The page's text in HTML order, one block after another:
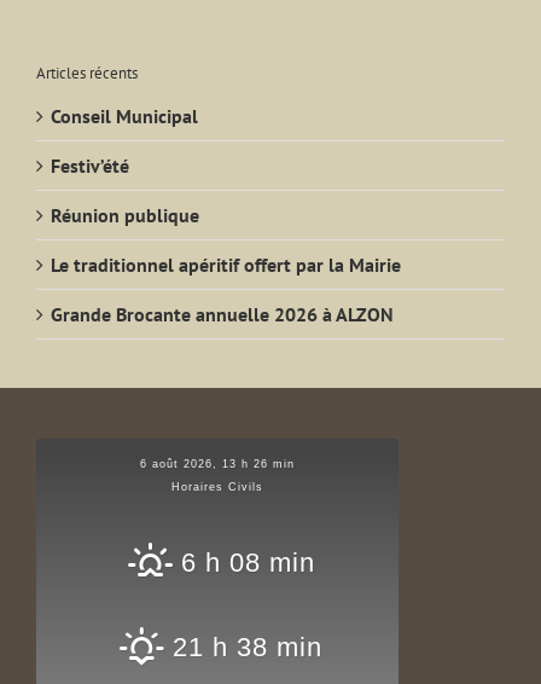
Articles récents
Conseil Municipal
Festiv’été
Réunion publique
Le traditionnel apéritif offert par la Mairie
Grande Brocante annuelle 2026 à ALZON
6 août 2026, 13 h 26 min
Horaires Civils
6 h 08 min
21 h 38 min